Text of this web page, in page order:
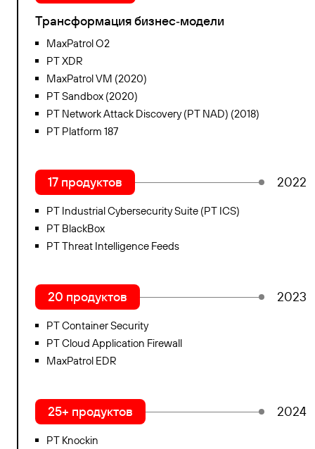
Трансформация бизнес‑модели
MaxPatrol O2
PT XDR
MaxPatrol VM (2020)
PT Sandbox (2020)
PT Network Attack Discovery (PT NAD) (2018)
PT Platform 187
17 продуктов 2022
PT Industrial Cybersecurity Suite (PT ICS)
PT BlackBox
PT Threat Intelligence Feeds
20 продуктов 2023
PT Container Security
PT Cloud Application Firewall
MaxPatrol EDR
25+ продуктов 2024
PT Knockin